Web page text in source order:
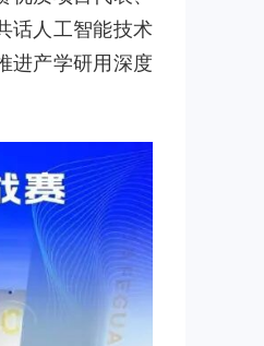
话人工智能技术
进产学研用深度